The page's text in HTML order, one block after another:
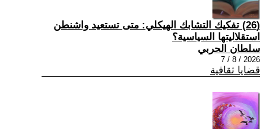
(26) تفكيك التشابك الهيكلي: متى تستعيد واشنطن
استقلاليتها السياسية؟
سلطان الحربي
2026 / 8 / 7
قضايا ثقافية